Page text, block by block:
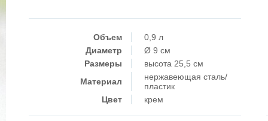
Объем
0,9 л
Диаметр
Ø 9 см
Размеры
высота 25,5 см
Материал
нержавеющая сталь/
пластик
Цвет
крем